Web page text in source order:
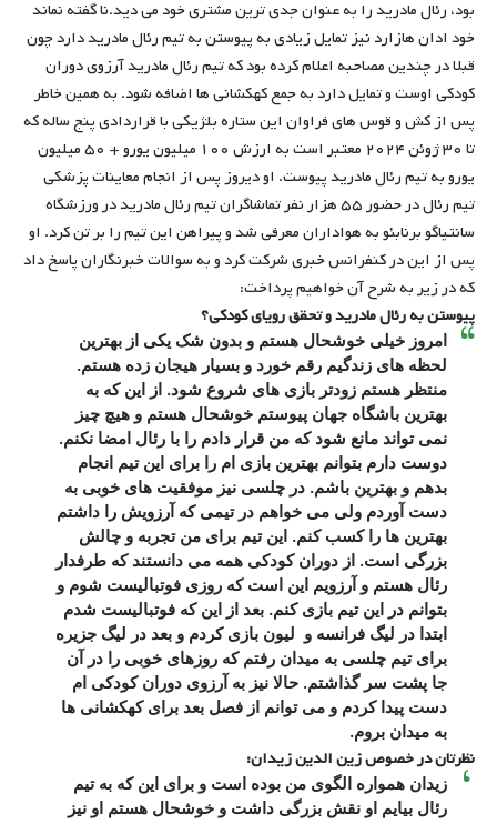
بود، رئال مادرید را به عنوان جدی ترین مشتری خود می دید.نا گفته نماند
خود ادان هازارد نیز تمایل زیادی به پیوستن به تیم رئال مادرید دارد چون
قبلا در چندین مصاحبه اعلام کرده بود که تیم رئال مادرید آرزوی دوران
کودکی اوست و تمایل دارد به جمع کهکشانی ها اضافه شود. به همین خاطر
پس از کش و قوس های فراوان این ستاره بلژیکی با قراردادی پنج ساله که
تا ۳۰ ژوئن ۲۰۲۴ معتبر است به ارزش ۱۰۰ میلیون یورو + ۵۰ میلیون
یورو به تیم رئال مادرید پیوست. او دیروز پس از انجام معاینات پزشکی
تیم رئال در حضور ۵۵ هزار نفر تماشاگران تیم رئال مادرید در ورزشگاه
سانتیاگو برنابئو به هواداران معرفی شد و پیراهن این تیم را بر تن کرد. او
پس از این در کنفرانس خبری شرکت کرد و به سوالات خبرنگاران پاسخ داد
که در زیر به شرح آن خواهیم پرداخت:
پیوستن به رئال مادرید و تحقق رویای کودکی؟
امروز خیلی خوشحال هستم و بدون شک یکی از بهترین
لحظه های زندگیم رقم خورد و بسیار هیجان زده هستم.
منتظر هستم زودتر بازی های شروع شود. از این که به
بهترین باشگاه جهان پیوستم خوشحال هستم و هیچ چیز
نمی تواند مانع شود که من قرار دادم را با رئال امضا نکنم.
دوست دارم بتوانم بهترین بازی ام را برای این تیم انجام
بدهم و بهترین باشم. در چلسی نیز موفقیت های خوبی به
دست آوردم ولی می خواهم در تیمی که آرزویش را داشتم
بهترین ها را کسب کنم. این تیم برای من تجربه و چالش
بزرگی است. از دوران کودکی همه می دانستند که طرفدار
رئال هستم و آرزویم این است که روزی فوتبالیست شوم و
بتوانم در این تیم بازی کنم. بعد از این که فوتبالیست شدم
ابتدا در لیگ فرانسه و لیون بازی کردم و بعد در لیگ جزیره
برای تیم چلسی به میدان رفتم که روزهای خوبی را در آن
جا پشت سر گذاشتم. حالا نیز به آرزوی دوران کودکی ام
دست پیدا کردم و می توانم از فصل بعد برای کهکشانی ها
به میدان بروم.
نظرتان در خصوص زین الدین زیدان:
زیدان همواره الگوی من بوده است و برای این که به تیم
رئال بیایم او نقش بزرگی داشت و خوشحال هستم او نیز